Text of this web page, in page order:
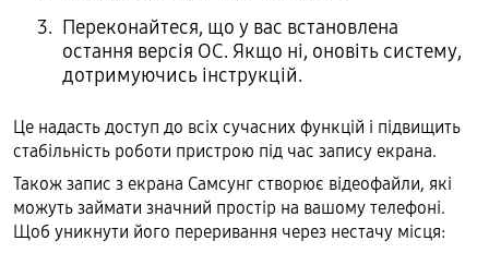
Переконайтеся, що у вас встановлена
остання версія ОС. Якщо ні, оновіть систему,
дотримуючись інструкцій.
Це надасть доступ до всіх сучасних функцій і підвищить
стабільність роботи пристрою під час запису екрана.
Також запис з екрана Самсунг створює відеофайли, які
можуть займати значний простір на вашому телефоні.
Щоб уникнути його переривання через нестачу місця: